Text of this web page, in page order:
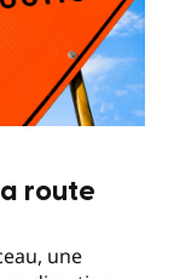
route
une